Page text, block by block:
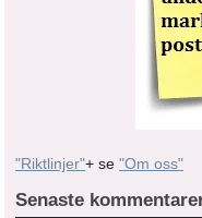
"Riktlinjer"+ se "Om oss"
Senaste